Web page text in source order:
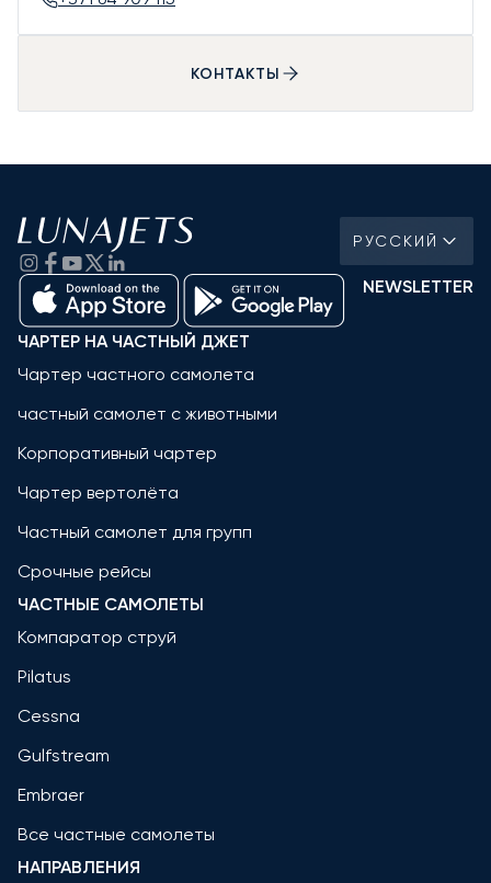
КОНТАКТЫ
РУССКИЙ
NEWSLETTER
ЧАРТЕР НА ЧАСТНЫЙ ДЖЕТ
Чартер частного самолета
частный самолет с животными
Корпоративный чартер
Чартер вертолёта
Частный самолет для групп
Срочные рейсы
ЧАСТНЫЕ САМОЛЕТЫ
Компаратор струй
Pilatus
Cessna
Gulfstream
Embraer
Все частные самолеты
НАПРАВЛЕНИЯ